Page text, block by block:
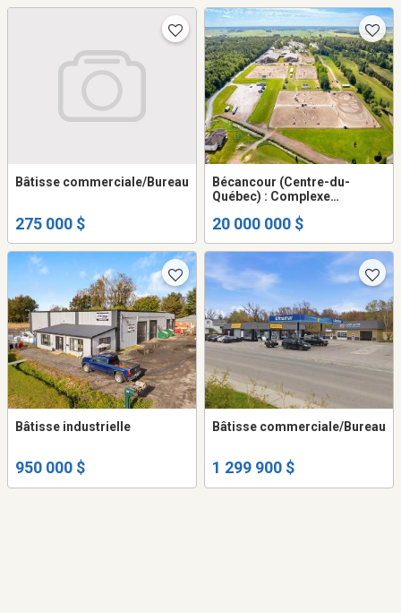
Bâtisse commerciale/Bureau
275 000 $
Bécancour (Centre-du-
Québec) : Complexe
acres
20 000 000 $
Bâtisse industrielle
950 000 $
Bâtisse commerciale/Bureau
1 299 900 $